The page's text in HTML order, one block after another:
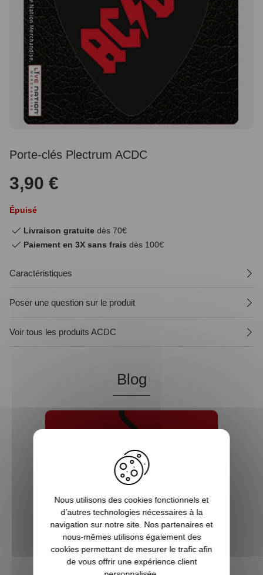
Porte-clés Plectrum ACDC
3,90 €
Épuisé
Livraison gratuite dès 70€
Paiement en 3X sans frais dès 100€
Caractéristiques
Poser une question sur le produit
Voir tous les produits ACDC
Blog
5 bonnes raisons de choisir
Nous utilisons des cookies fonctionnels et
d’autres technologies nécessaires à la
navigation sur notre site. Nos partenaires et
nous-mêmes utilisons également des
cookies permettant de mesurer le trafic afin
de vous offrir une expérience client